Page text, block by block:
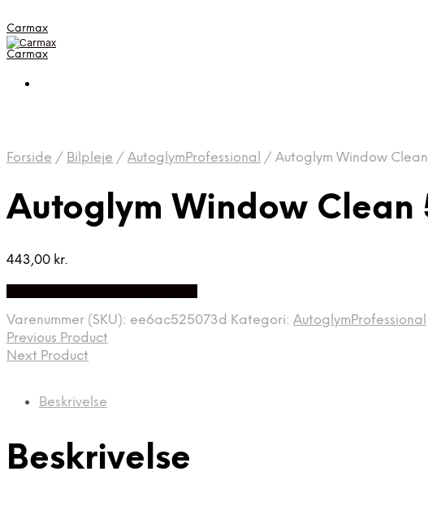
Carmax
Carmax
Forside / Bilpleje / AutoglymProfessional / Autoglym Window
Autoglym Window Clean
443,00 kr.
Varenummer (SKU): ee6ac525073d Kategori: AutoglymProfessional
Previous Product
Next Product
Beskrivelse
Beskrivelse